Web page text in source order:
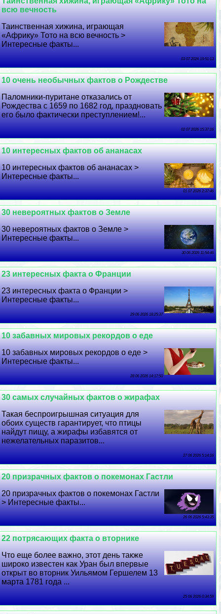
всю вечность
Таинственная хижина, играющая
«Африку» Тото на всю вечность >
Интересные факты...
03 07 2026 19:51:13
10 очень необычных фактов о Рождестве
Паломники-пуритане отказались от
Рождества с 1659 по 1682 год, праздновать
его было фактически преступлением!...
02 07 2026 15:37:16
10 интересных фактов об ананасах
10 интересных фактов об ананасах >
Интересные факты...
01 07 2026 2:37:46
30 невероятных фактов о Земле
30 невероятных фактов о Земле >
Интересные факты...
30 06 2026 11:54:46
23 интересных факта о Франции
23 интересных факта о Франции >
Интересные факты...
29 06 2026 18:25:37
10 забавных мировых рекордов о еде
10 забавных мировых рекордов о еде >
Интересные факты...
28 06 2026 14:17:50
30 самых случайных фактов о жирафах
Такая беспроигрышная ситуация для
обоих существ гарантирует, что птицы
найдут пищу, а жирафы избавятся от
нежелательных паразитов...
27 06 2026 5:14:16
20 призрачных фактов о покемонах Гастли
20 призрачных фактов о покемонах Гастли
> Интересные факты...
26 06 2026 5:43:35
22 потрясающих факта о вторнике
Что еще более важно, этот день также
широко известен как Уран был впервые
открыт во вторник Уильямом Гершелем 13
марта 1781 года ...
25 06 2026 0:34:59